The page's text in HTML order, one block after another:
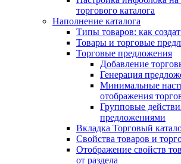
торгового каталога
Наполнение каталога
Типы товаров: как
Товары и торговые
Торговые предложения
Добавление
Генерация
Минимальные
отображения
Групповые
предложениями
Вкладка Торговый
Свойства товаров и
Отображение свойств
от раздела